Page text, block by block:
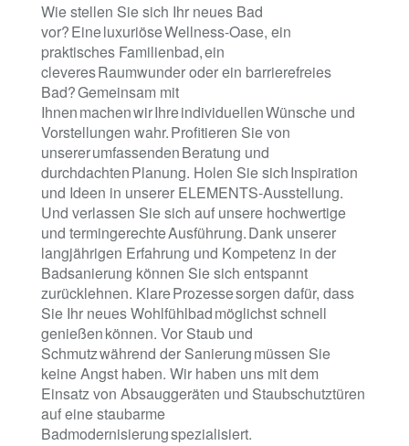
Wie stellen Sie sich Ihr neues Bad
vor? Eine luxuriöse Wellness-Oase, ein
praktisches Familienbad, ein
cleveres Raumwunder oder ein barrierefreies
Bad? Gemeinsam mit
Ihnen machen wir Ihre individuellen Wünsche und
Vorstellungen wahr. Profitieren Sie von
unserer umfassenden Beratung und
durchdachten Planung. Holen Sie sich Inspiration
und Ideen in unserer ELEMENTS-Ausstellung.
Und verlassen Sie sich auf unsere hochwertige
und termingerechte Ausführung. Dank unserer
langjährigen Erfahrung und Kompetenz in der
Badsanierung können Sie sich entspannt
zurücklehnen. Klare Prozesse sorgen dafür, dass
Sie Ihr neues Wohlfühlbad möglichst schnell
genießen können. Vor Staub und
Schmutz während der Sanierung müssen Sie
keine Angst haben. Wir haben uns mit dem
Einsatz von Absauggeräten und Staubschutztüren
auf eine staubarme
Badmodernisierung spezialisiert.